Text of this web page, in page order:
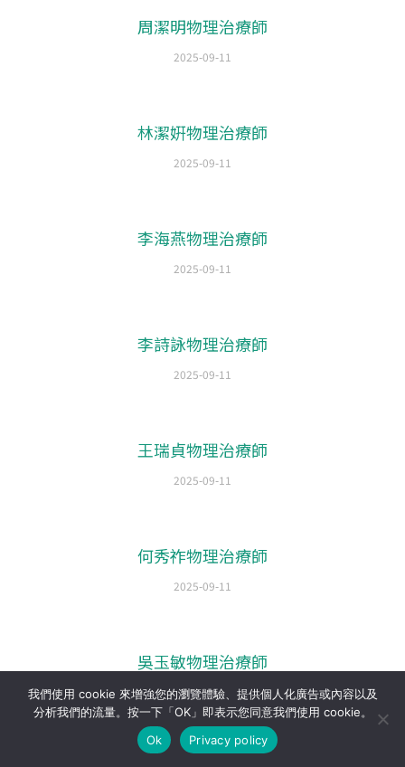
周潔明物理治療師
2025-09-11
林潔姸物理治療師
2025-09-11
李海燕物理治療師
2025-09-11
李詩詠物理治療師
2025-09-11
王瑞貞物理治療師
2025-09-11
何秀祚物理治療師
2025-09-11
吳玉敏物理治療師
2025-09-11
我們使用 cookie 來增強您的瀏覽體驗、提供個人化廣告或內容以及
分析我們的流量。按一下「OK」即表示您同意我們使用 cookie。
Ok
Privacy policy